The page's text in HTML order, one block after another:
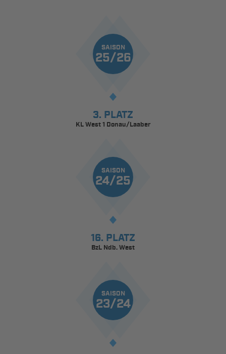
SAISON
25/26
3. PLATZ
KL West 1 Donau/Laaber
SAISON
24/25
16. PLATZ
BzL Ndb. West
SAISON
23/24